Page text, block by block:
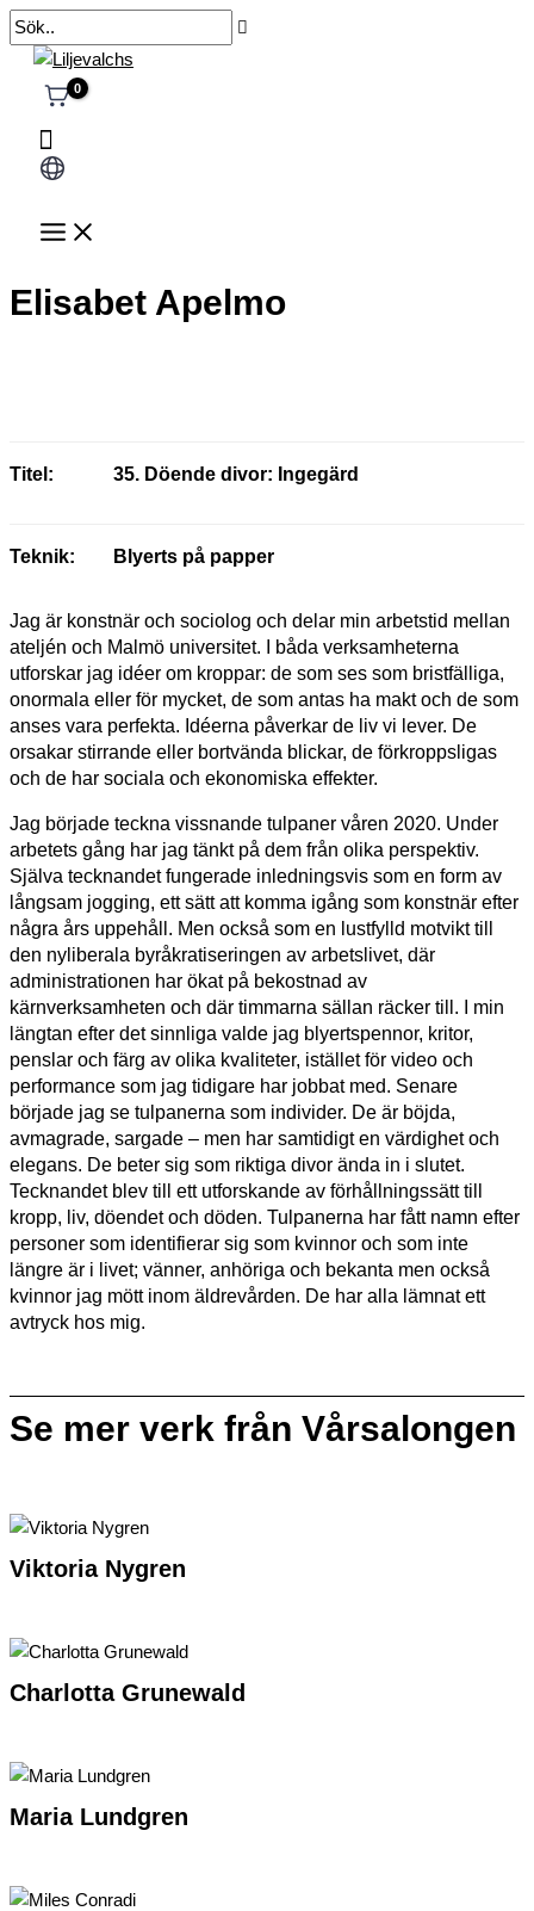
Hoppa
till
Sök..
Välj
språk
Elisabet Apelmo
Titel: 35. Döende divor: Ingegärd
Teknik: Blyerts på papper
Jag är konstnär och sociolog och delar min arbetstid mellan
ateljén och Malmö universitet. I båda verksamheterna
utforskar jag idéer om kroppar: de som ses som bristfälliga,
onormala eller för mycket, de som antas ha makt och de som
anses vara perfekta. Idéerna påverkar de liv vi lever. De
orsakar stirrande eller bortvända blickar, de förkroppsligas
och de har sociala och ekonomiska effekter.
Jag började teckna vissnande tulpaner våren 2020. Under
arbetets gång har jag tänkt på dem från olika perspektiv.
Själva tecknandet fungerade inledningsvis som en form av
långsam jogging, ett sätt att komma igång som konstnär efter
några års uppehåll. Men också som en lustfylld motvikt till
den nyliberala byråkratiseringen av arbetslivet, där
administrationen har ökat på bekostnad av
kärnverksamheten och där timmarna sällan räcker till. I min
längtan efter det sinnliga valde jag blyertspennor, kritor,
penslar och färg av olika kvaliteter, istället för video och
performance som jag tidigare har jobbat med. Senare
började jag se tulpanerna som individer. De är böjda,
avmagrade, sargade – men har samtidigt en värdighet och
elegans. De beter sig som riktiga divor ända in i slutet.
Tecknandet blev till ett utforskande av förhållningssätt till
kropp, liv, döendet och döden. Tulpanerna har fått namn efter
personer som identifierar sig som kvinnor och som inte
längre är i livet; vänner, anhöriga och bekanta men också
kvinnor jag mött inom äldrevården. De har alla lämnat ett
avtryck hos mig.
Se mer verk från Vårsalongen
Viktoria Nygren
Charlotta Grunewald
Maria Lundgren